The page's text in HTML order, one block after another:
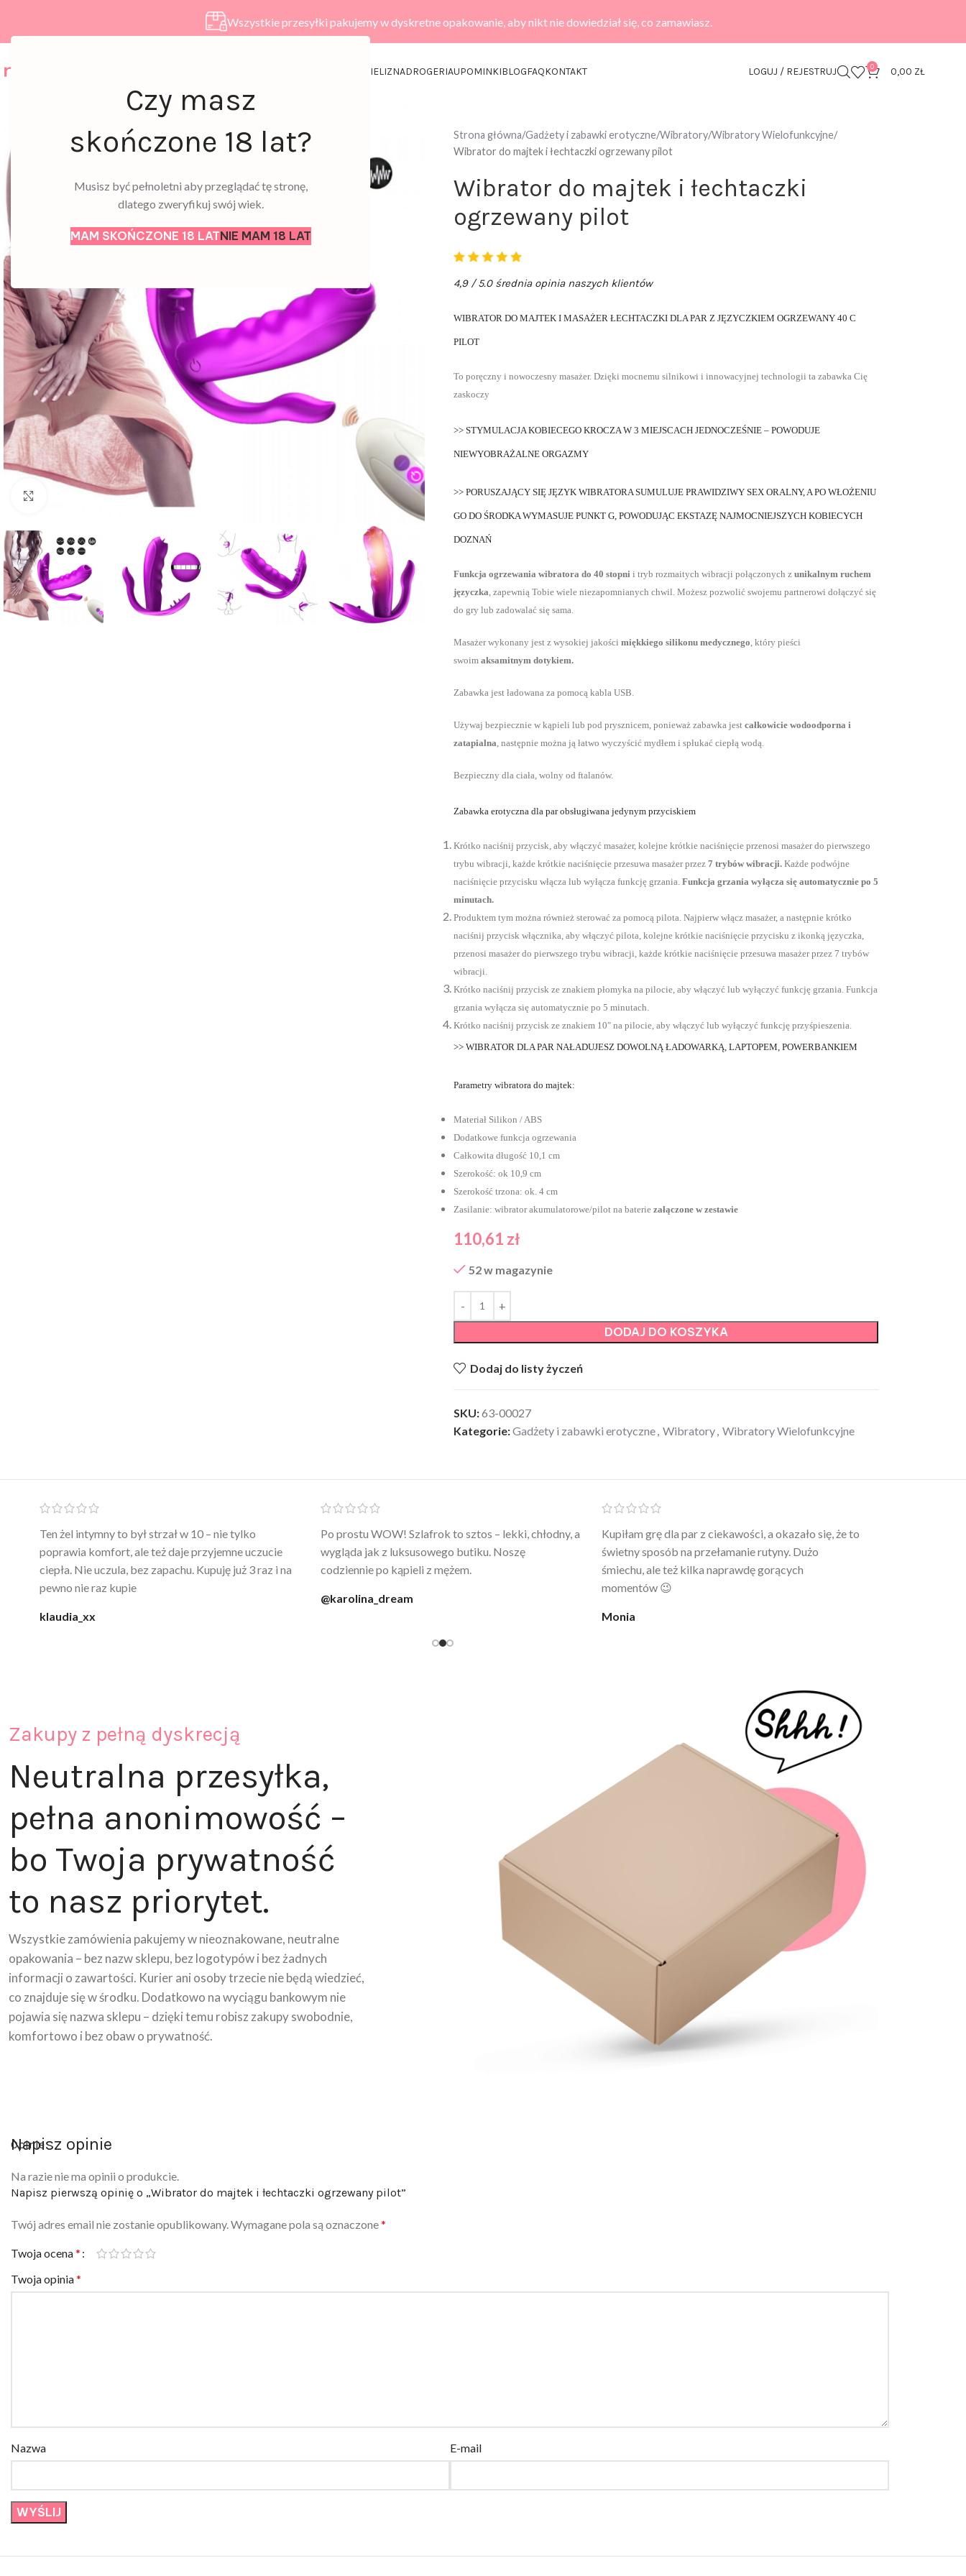
Czy masz
skończone 18 lat?
Musisz być pełnoletni aby przeglądać tę stronę,
dlatego zweryfikuj swój wiek.
MAM SKOŃCZONE 18 LATNIE MAM 18 LAT
Wszystkie przesyłki pakujemy w dyskretne opakowanie, aby nikt nie dowiedział się, co zamawiasz.
BIELIZNADROGERIAUPOMINKIBLOGFAQKONTAKT LOGUJ / REJESTRUJ 0 0,00 ZŁ
Click to enlarge
Strona główna Gadżety i zabawki erotyczne Wibratory Wibratory Wielofunkcyjne
Wibrator do majtek i łechtaczki ogrzewany pilot
Wibrator do majtek i łechtaczki
ogrzewany pilot
4,9 / 5.0 średnia opinia naszych klientów
WIBRATOR DO MAJTEK I MASAŻER ŁECHTACZKI DLA PAR Z JĘZYCZKIEM OGRZEWANY 40 C
PILOT
To poręczny i nowoczesny masażer. Dzięki mocnemu silnikowi i innowacyjnej technologii ta zabawka Cię
zaskoczy
>> STYMULACJA KOBIECEGO KROCZA W 3 MIEJSCACH JEDNOCZEŚNIE – POWODUJE
NIEWYOBRAŻALNE ORGAZMY
>> PORUSZAJĄCY SIĘ JĘZYK WIBRATORA SUMULUJE PRAWIDZIWY SEX ORALNY, A PO WŁOŻENIU
GO DO ŚRODKA WYMASUJE PUNKT G, POWODUJĄC EKSTAZĘ NAJMOCNIEJSZYCH KOBIECYCH
DOZNAŃ
Funkcja ogrzewania wibratora do 40 stopni i tryb rozmaitych wibracji połączonych z unikalnym ruchem
języczka , zapewnią Tobie wiele niezapomnianych chwil. Możesz pozwolić swojemu partnerowi dołączyć się
do gry lub zadowalać się sama.
Masażer wykonany jest z wysokiej jakości miękkiego silikonu medycznego , który pieści
swoim aksamitnym dotykiem.
Zabawka jest ładowana za pomocą kabla USB.
Używaj bezpiecznie w kąpieli lub pod prysznicem, ponieważ zabawka jest całkowicie wodoodporna i
zatapialna , następnie można ją łatwo wyczyścić mydłem i spłukać ciepłą wodą.
Bezpieczny dla ciała, wolny od ftalanów.
Zabawka erotyczna dla par obsługiwana jedynym przyciskiem
Krótko naciśnij przycisk, aby włączyć masażer, kolejne krótkie naciśnięcie przenosi masażer do pierwszego
trybu wibracji, każde krótkie naciśnięcie przesuwa masażer przez 7 trybów wibracji. Każde podwójne
naciśnięcie przycisku włącza lub wyłącza funkcję grzania. Funkcja grzania wyłącza się automatycznie po 5
minutach.
Produktem tym można również sterować za pomocą pilota. Najpierw włącz masażer, a następnie krótko
naciśnij przycisk włącznika, aby włączyć pilota, kolejne krótkie naciśnięcie przycisku z ikonką języczka,
przenosi masażer do pierwszego trybu wibracji, każde krótkie naciśnięcie przesuwa masażer przez 7 trybów
wibracji.
Krótko naciśnij przycisk ze znakiem płomyka na pilocie, aby włączyć lub wyłączyć funkcję grzania. Funkcja
grzania wyłącza się automatycznie po 5 minutach.
Krótko naciśnij przycisk ze znakiem 10″ na pilocie, aby włączyć lub wyłączyć funkcję przyśpieszenia.
>> WIBRATOR DLA PAR NAŁADUJESZ DOWOLNĄ ŁADOWARKĄ, LAPTOPEM, POWERBANKIEM
Parametry wibratora do majtek:
Materiał Silikon / ABS
Dodatkowe funkcja ogrzewania
Całkowita długość 10,1 cm
Szerokość: ok 10,9 cm
Szerokość trzona: ok. 4 cm
Zasilanie: wibrator akumulatorowe/pilot na baterie załączone w zestawie
110,61 zł
52 w magazynie
DODAJ DO KOSZYKA
Dodaj do listy życzeń
SKU:63-00027
Kategorie:Gadżety i zabawki erotyczne, Wibratory, Wibratory Wielofunkcyjne
Ten żel intymny to był strzał w 10 – nie tylko
poprawia komfort, ale też daje przyjemne uczucie
ciepła. Nie uczula, bez zapachu. Kupuję już 3 raz i na
pewno nie raz kupie
klaudia_xx
Po prostu WOW! Szlafrok to sztos – lekki, chłodny, a
wygląda jak z luksusowego butiku. Noszę
codziennie po kąpieli z mężem.
@karolina_dream
Kupiłam grę dla par z ciekawości, a okazało się, że to
świetny sposób na przełamanie rutyny. Dużo
śmiechu, ale też kilka naprawdę gorących
momentów 😉
Monia
Zakupy z pełną dyskrecją
Neutralna przesyłka,
pełna anonimowość –
bo Twoja prywatność
to nasz priorytet.
Wszystkie zamówienia pakujemy w nieoznakowane, neutralne
opakowania – bez nazw sklepu, bez logotypów i bez żadnych
informacji o zawartości. Kurier ani osoby trzecie nie będą wiedzieć,
co znajduje się w środku. Dodatkowo na wyciągu bankowym nie
pojawia się nazwa sklepu – dzięki temu robisz zakupy swobodnie,
komfortowo i bez obaw o prywatność.
Napisz opinie
Opinie
Na razie nie ma opinii o produkcie.
Napisz pierwszą opinię o „Wibrator do majtek i łechtaczki ogrzewany pilot”
Twój adres email nie zostanie opublikowany.Wymagane pola są oznaczone*
Twoja ocena*
Twoja opinia*
Nazwa E-mail